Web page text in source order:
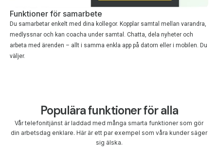
Funktioner för samarbete
Du samarbetar enkelt med dina kollegor. Kopplar samtal mellan varandra,
medlyssnar och kan coacha under samtal. Chatta, dela nyheter och
arbeta med ärenden – allt i samma enkla app på datorn eller i mobilen. Du
väljer.
Populära funktioner för alla
Vår telefonitjänst är laddad med många smarta funktioner som gör
din arbetsdag enklare. Här är ett par exempel som våra kunder säger
sig älska.